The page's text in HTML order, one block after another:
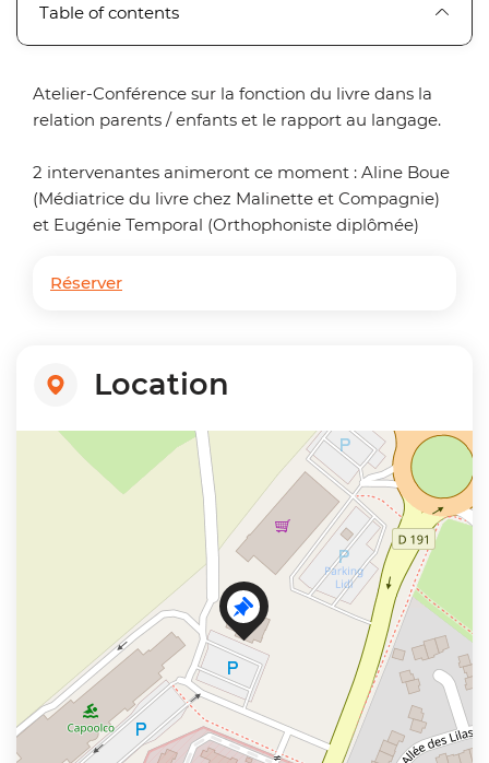
Table of contents
Atelier-Conférence sur la fonction du livre dans la
relation parents / enfants et le rapport au langage.
2 intervenantes animeront ce moment : Aline Boue
(Médiatrice du livre chez Malinette et Compagnie)
et Eugénie Temporal (Orthophoniste diplômée)
Réserver
Location